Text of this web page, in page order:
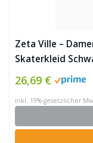
Zeta Ville –
Skaterkleid
26,69 €
inkl. 19% gesetzlicher